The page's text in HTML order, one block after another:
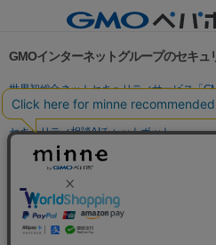
GMOインターネットグループのセキュ
世界初総合ネットセキュリティサービス「
パスワード漏洩診断
Webサイトリスク診
セキュリティ相談AIチャットボット
実在証明・盗聴対策
サイバー攻撃対策（GMO Flatt Security）
セキュリティ事業の軌跡